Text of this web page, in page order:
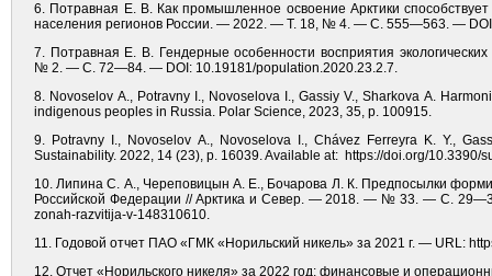
6. Потравная Е. В. Как промышленное освоение Арктики
населения регионов России. — 2022. — Т. 18, № 4. — С. 555—563. —
7. Потравная Е. В. Гендерные особенности восприятия
№ 2. — С. 72—84. — DOI: 10.19181/population.2020.23.2.7.
8. Novoselov A., Potravny I., Novoselova I., Gassiy V., Sharkova A.
indigenous peoples in Russia. Polar Science, 2023, 35, p. 100915.
9. Potravny I., Novoselov A., Novoselova I., Chávez Ferreyra K. Y.,
Sustainability. 2022, 14 (23), p. 16039. Available at: https://doi.org/10.3390/
10. Липина С. А., Череповицын А. Е., Бочарова Л. К. Предпосылки
Российской Федерации // Арктика и Север. — 2018. — № 33. — C.
zonah-razvitija-v-148310610.
11. Годовой отчет ПАО «ГМК «Норильский никель» за 2021 г. — URL:
12. Отчет «Норильского никеля» за 2022 год: финансовые и